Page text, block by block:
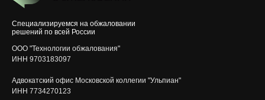
ООО "Технологии обжалования"
ИНН 9703183097
Адвокатский офис Московской коллегии "Ульпиан"
ИНН 7734270123
Специализируемся на обжаловании
решений по всей России